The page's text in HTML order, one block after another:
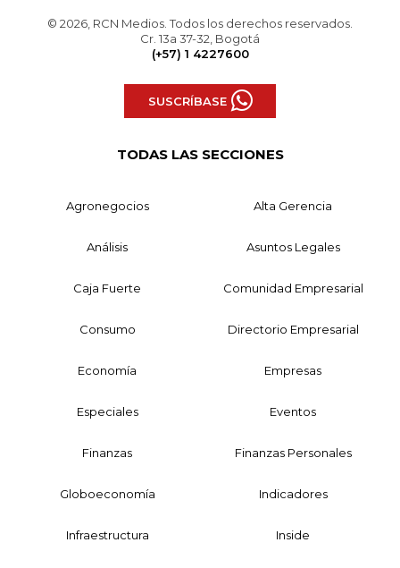
© 2026, RCN Medios. Todos los derechos reservados.
Cr. 13a 37-32, Bogotá
(+57) 1 4227600
SUSCRÍBASE
TODAS LAS SECCIONES
Agronegocios Alta Gerencia
Análisis Asuntos Legales
Caja Fuerte Comunidad Empresarial
Consumo Directorio Empresarial
Economía Empresas
Especiales Eventos
Finanzas Finanzas Personales
Globoeconomía Indicadores
Infraestructura Inside